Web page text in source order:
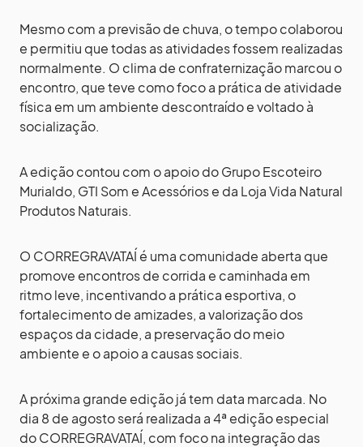
Mesmo com a previsão de chuva, o tempo colaborou
e permitiu que todas as atividades fossem realizadas
normalmente. O clima de confraternização marcou o
encontro, que teve como foco a prática de atividade
física em um ambiente descontraído e voltado à
socialização.
A edição contou com o apoio do Grupo Escoteiro
Murialdo, GTI Som e Acessórios e da Loja Vida Natural
Produtos Naturais.
O CORREGRAVATAÍ é uma comunidade aberta que
promove encontros de corrida e caminhada em
ritmo leve, incentivando a prática esportiva, o
fortalecimento de amizades, a valorização dos
espaços da cidade, a preservação do meio
ambiente e o apoio a causas sociais.
A próxima grande edição já tem data marcada. No
dia 8 de agosto será realizada a 4ª edição especial
do CORREGRAVATAÍ, com foco na integração das